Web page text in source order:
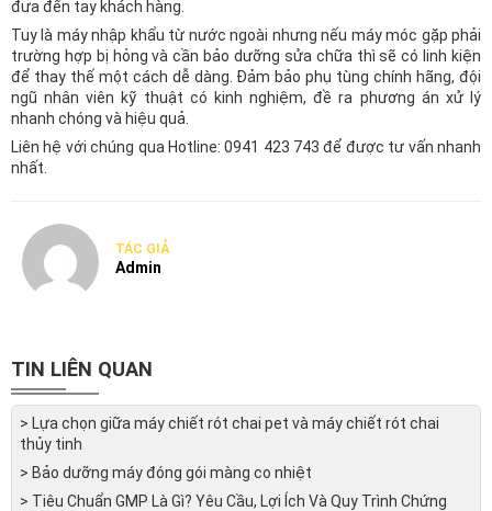
đưa đến tay khách hàng.
Tuy là máy nhập khẩu từ nước ngoài nhưng nếu máy móc gặp phải
trường hợp bị hỏng và cần bảo dưỡng sửa chữa thì sẽ có linh kiện
để thay thế một cách dễ dàng. Đảm bảo phụ tùng chính hãng, đội
ngũ nhân viên kỹ thuật có kinh nghiệm, đề ra phương án xử lý
nhanh chóng và hiệu quả.
Liên hệ với chúng qua Hotline:0941 423 743để được tư vấn nhanh
nhất.
TÁC GIẢ
Admin
TIN LIÊN QUAN
> Lựa chọn giữa máy chiết rót chai pet và máy chiết rót chai
thủy tinh
> Bảo dưỡng máy đóng gói màng co nhiệt
> Tiêu Chuẩn GMP Là Gì? Yêu Cầu, Lợi Ích Và Quy Trình Chứng